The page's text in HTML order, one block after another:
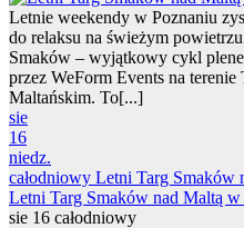
Letnie weekendy w Poznaniu
do relaksu na świeżym
Smaków – wyjątkowy cykl
przez WeForm Events na
Maltańskim. To[...]
sie
16
niedz.
całodniowy Letni Targ Smaków
Letni Targ Smaków nad Maltą w
sie 16 całodniowy